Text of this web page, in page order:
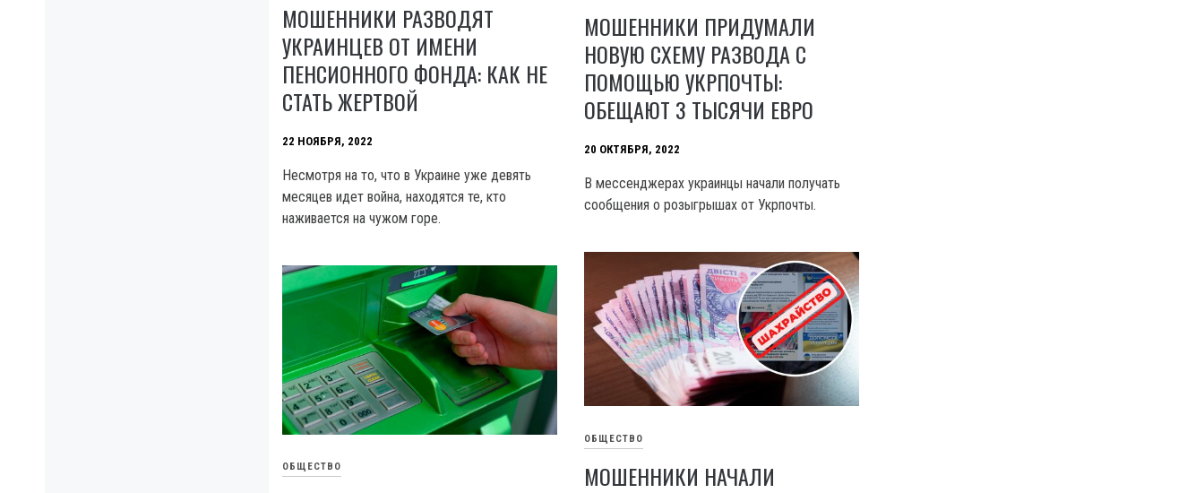
МОШЕННИКИ РАЗВОДЯТ
УКРАИНЦЕВ ОТ ИМЕНИ
ПЕНСИОННОГО ФОНДА: КАК НЕ
СТАТЬ ЖЕРТВОЙ
22 НОЯБРЯ, 2022
Несмотря на то, что в Украине уже девять
месяцев идет война, находятся те, кто
наживается на чужом горе.
МОШЕННИКИ ПРИДУМАЛИ
НОВУЮ СХЕМУ РАЗВОДА С
ПОМОЩЬЮ УКРПОЧТЫ:
ОБЕЩАЮТ 3 ТЫСЯЧИ ЕВРО
20 ОКТЯБРЯ, 2022
В мессенджерах украинцы начали получать
сообщения о розыгрышах от Укрпочты.
ОБЩЕСТВО
МОШЕННИКИ НАЧАЛИ
ОБЩЕСТВО